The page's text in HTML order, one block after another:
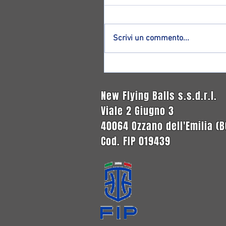
Altro ritorno ad Ozzano: ecco
Scrivi un commento...
New Flying Balls s.s.d.r.l.
Viale 2 Giugno 3
40064 Ozzano dell'Emilia
Cod. FIP 019439